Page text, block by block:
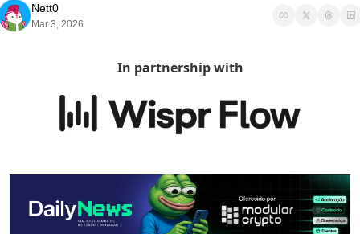
Nett0
Mar 3, 2026
In partnership with